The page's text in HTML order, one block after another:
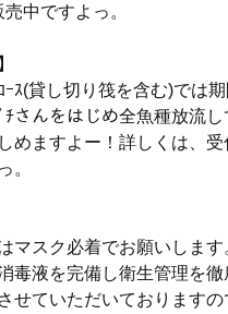
中ですよっ。
ｰｽ(貸し切り筏を含む)では
ﾁさんをはじめ全魚種放流
めますよー！詳しくは、
。
マスク必着でお願いしま
毒液を完備し衛生管理を徹
せていただいております